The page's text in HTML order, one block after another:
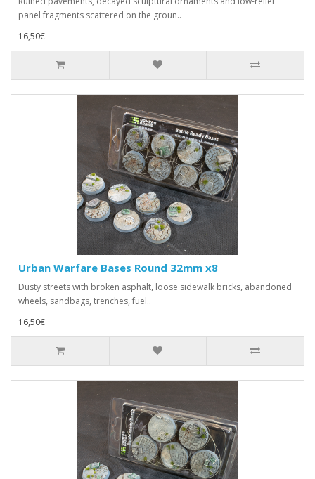
panel fragments scattered on the groun..
16,50€
Urban Warfare Bases Round 32mm x8
Dusty streets with broken asphalt, loose sidewalk bricks, abandoned
wheels, sandbags, trenches, fuel..
16,50€